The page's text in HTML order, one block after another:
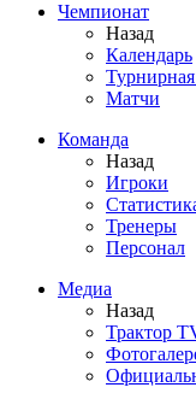
Чемпионат
Назад
Календарь
Матчи
Команда
Назад
Игроки
Тренеры
Персонал
Медиа
Назад
Трактор